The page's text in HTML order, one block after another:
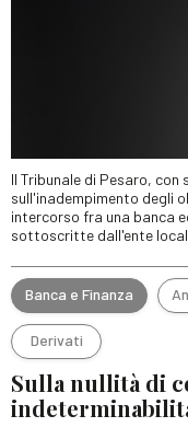
Il Tribunale di Pesaro,
sull'inadempimento degli
intercorso fra una banca
sottoscritte dall'ente
Banca e Finanza
Derivati
Sulla nullità di